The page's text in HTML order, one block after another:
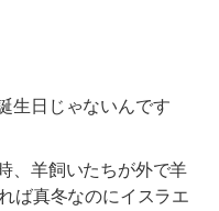
生日じゃないんです
、羊飼いたちが外で羊
ば真冬なのにイスラエ